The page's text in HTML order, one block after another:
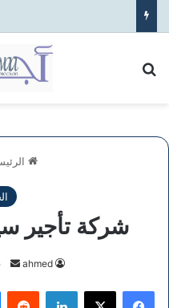
شركة تأجير
ahmed
فيسبوك ‫X لينكدإن